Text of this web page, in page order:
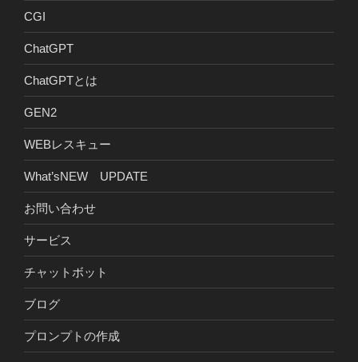
CGI
ChatGPT
ChatGPTとは
GEN2
WEBレスキュー
What’sNEW UPDATE
お問い合わせ
サービス
チャットボット
ブログ
プロンプトの作成